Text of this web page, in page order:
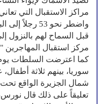
مراكز الاستقبال التي
واضطر نحو 53
قبل السماح لهم بالنزول
مركز استقبال المهاجرين
سوريا، بينهم ثلاثة
شمال الجزيرة الواقع
تعليقاً على ذلك قال